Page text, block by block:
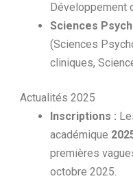
Développement
Sciences
(Sciences
cliniques,
Actualités 2025
Inscriptions :
académique
premières
octobre 2025.